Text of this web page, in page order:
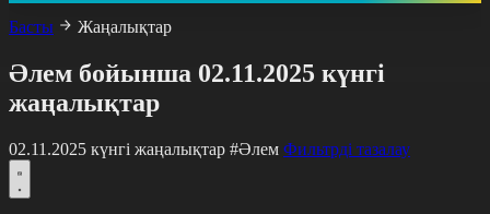
Басты
Жаңалықтар
Әлем бойынша 02.11.2025 күнгі
жаңалықтар
02.11.2025 күнгі жаңалықтар #Әлем Фильтрді тазалау